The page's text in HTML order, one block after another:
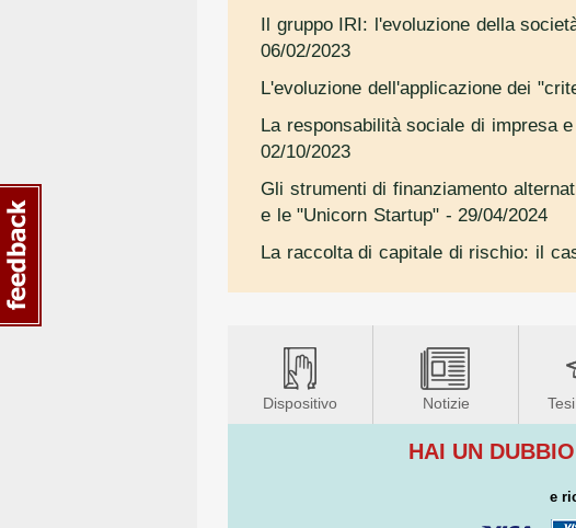
Il gruppo IRI: l'evoluzione della
06/02/2023
L'evoluzione dell'applicazione dei
La responsabilità sociale di impresa
02/10/2023
Gli strumenti di finanziamento
e le "Unicorn Startup" - 29/04/2024
La raccolta di capitale di rischio: il
Dispositivo Notizie Tesi
HAI UN
e